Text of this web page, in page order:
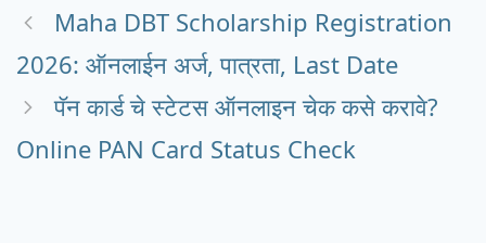
Maha DBT Scholarship Registration
2026: ऑनलाईन अर्ज, पात्रता, Last Date
पॅन कार्ड चे स्टेटस ऑनलाइन चेक कसे करावे?
Online PAN Card Status Check